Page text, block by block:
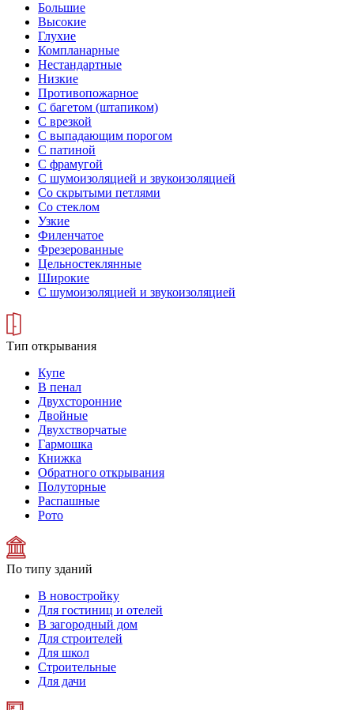
Большие
Высокие
Глухие
Компланарные
Нестандартные
Низкие
Противопожарное
С багетом (штапиком)
С врезкой
С выпадающим порогом
С патиной
С фрамугой
С шумоизоляцией и звукоизоляцией
Со скрытыми петлями
Со стеклом
Узкие
Филенчатое
Фрезерованные
Цельностеклянные
Широкие
С шумоизоляцией и звукоизоляцией
Тип открывания
Купе
В пенал
Двухсторонние
Двойные
Двухстворчатые
Гармошка
Книжка
Обратного открывания
Полуторные
Распашные
Рото
По типу зданий
В новостройку
Для гостиниц и отелей
В загородный дом
Для строителей
Для школ
Строительные
Для дачи